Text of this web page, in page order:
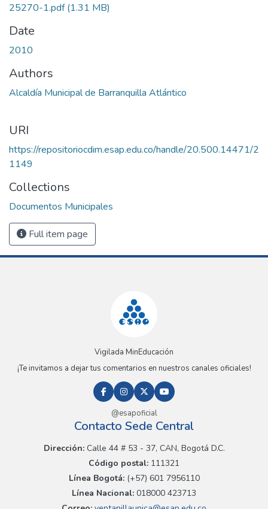
25270-1.pdf(1.31 MB)
Date
2010
Authors
Alcaldía Municipal de Barranquilla Atlántico
URI
https://repositoriocdim.esap.edu.co/handle/20.500.14471/2
1149
Collections
Documentos Municipales
Full item page
Vigilada MinEducación
¡Te invitamos a dejar tus comentarios en nuestros canales oficiales!
@esapoficial
Contacto Sede Central
Dirección:Calle 44 # 53 - 37, CAN, Bogotá D.C.
Código postal: 111321
Línea Bogotá:(+57) 601 7956110
Línea Nacional: 018000 423713